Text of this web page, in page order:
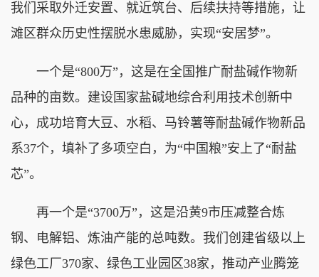
我们采取外迁安置、就近筑台、后续扶持等措施，让
滩区群众历史性摆脱水患威胁，实现“安居梦”。
一个是“800万”，这是在全国推广耐盐碱作物新
品种的亩数。建设国家盐碱地综合利用技术创新中
心，成功培育大豆、水稻、马铃薯等耐盐碱作物新品
系37个，填补了多项空白，为“中国粮”安上了“耐盐
芯”。
再一个是“3700万”，这是沿黄9市压减整合炼
钢、电解铝、炼油产能的总吨数。我们创建省级以上
绿色工厂370家、绿色工业园区38家，推动产业腾笼